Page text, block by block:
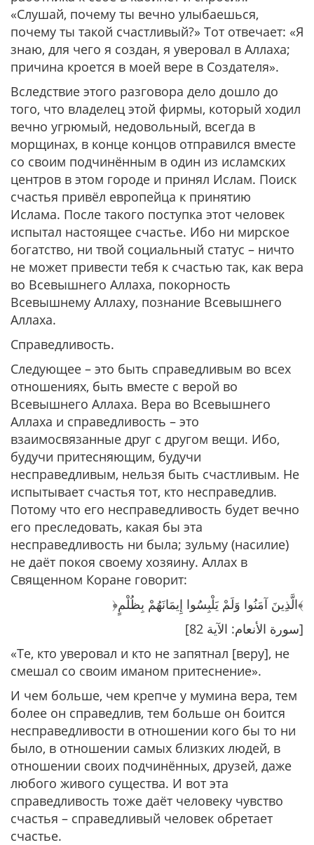
«Слушай, почему ты вечно улыбаешься,
почему ты такой счастливый?» Тот отвечает: «Я
знаю, для чего я создан, я уверовал в Аллаха;
причина кроется в моей вере в Создателя».
Вследствие этого разговора дело дошло до
того, что владелец этой фирмы, который ходил
вечно угрюмый, недовольный, всегда в
морщинах, в конце концов отправился вместе
со своим подчинённым в один из исламских
центров в этом городе и принял Ислам. Поиск
счастья привёл европейца к принятию
Ислама. После такого поступка этот человек
испытал настоящее счастье. Ибо ни мирское
богатство, ни твой социальный статус – ничто
не может привести тебя к счастью так, как вера
во Всевышнего Аллаха, покорность
Всевышнему Аллаху, познание Всевышнего
Аллаха.
Справедливость.
Следующее – это быть справедливым во всех
отношениях, быть вместе с верой во
Всевышнего Аллаха. Вера во Всевышнего
Аллаха и справедливость – это
взаимосвязанные друг с другом вещи. Ибо,
будучи притесняющим, будучи
несправедливым, нельзя быть счастливым. Не
испытывает счастья тот, кто несправедлив.
Потому что его несправедливость будет вечно
его преследовать, какая бы эта
несправедливость ни была; зульму (насилие)
не даёт покоя своему хозяину. Аллах в
Священном Коране говорит:
﴿الَّذِينَ آمَنُوا وَلَمْ يَلْبِسُوا إِيمَانَهُمْ بِظُلْمٍ﴾
[سورة الأنعام: الآية 82]
«Те, кто уверовал и кто не запятнал [веру], не
смешал со своим иманом притеснение».
И чем больше, чем крепче у мумина вера, тем
более он справедлив, тем больше он боится
несправедливости в отношении кого бы то ни
было, в отношении самых близких людей, в
отношении своих подчинённых, друзей, даже
любого живого существа. И вот эта
справедливость тоже даёт человеку чувство
счастья – справедливый человек обретает
счастье.